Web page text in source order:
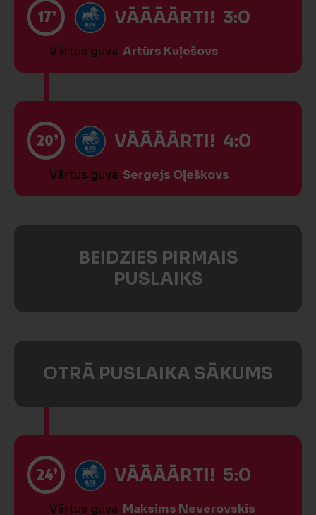
17’ VĀĀĀĀRTI! 3:0
Vārtus guva Artūrs Kuļešovs
20’ VĀĀĀĀRTI! 4:0
Vārtus guva Sergejs Oļeškovs
BEIDZIES PIRMAIS
PUSLAIKS
OTRĀ PUSLAIKA SĀKUMS
24’ VĀĀĀĀRTI! 5:0
Vārtus guva Maksims Neverovskis